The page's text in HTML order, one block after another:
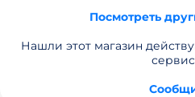
Посмотреть
Нашли этот магазин